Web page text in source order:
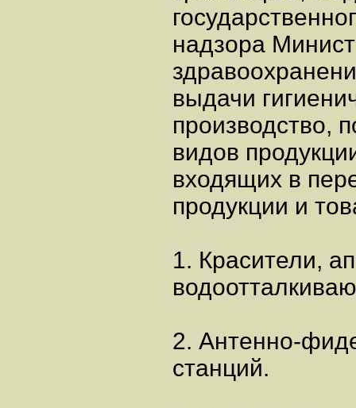
надзора
выдачи
производство,
видов
входящих в
продукции и
1. Красители,
2. Антенно-
станций.